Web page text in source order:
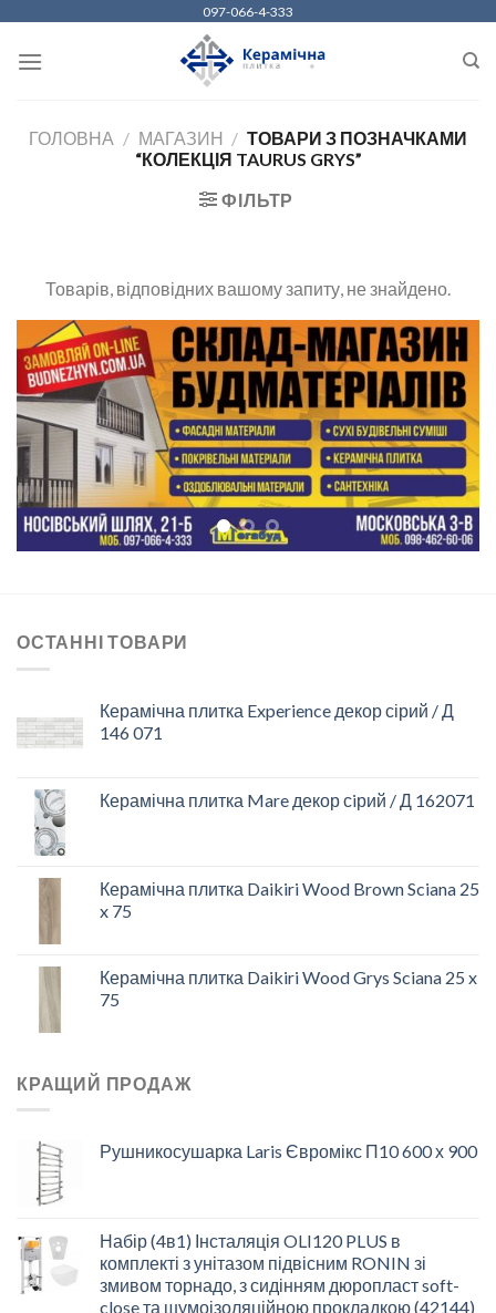
content
097-066-4-333
ГОЛОВНА / МАГАЗИН / ТОВАРИ З ПОЗНАЧКАМИ
“КОЛЕКЦІЯ TAURUS GRYS”
ФІЛЬТР
Товарів, відповідних вашому запиту, не знайдено.
ОСТАННІ ТОВАРИ
Керамічна плитка Experience декор сірий / Д
146 071
Керамічна плитка Mare декор сiрий / Д 162071
Керамічна плитка Daikiri Wood Brown Sciana 25
x 75
Керамічна плитка Daikiri Wood Grys Sciana 25 x
75
КРАЩИЙ ПРОДАЖ
Рушникосушарка Laris Євромікс П10 600 х 900
Набір (4в1) Інсталяція OLI120 PLUS в
комплекті з унітазом підвісним RONIN зі
змивом торнадо, з сидінням дюропласт soft-
close та шумоізоляційною прокладкою (42144)